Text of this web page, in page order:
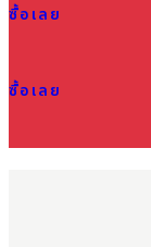
ซื้อเลย
ซื้อเลย